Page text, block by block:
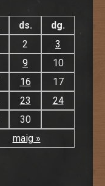
ds. dg.
maig »
2
3
9
10
16
17
23
24
30